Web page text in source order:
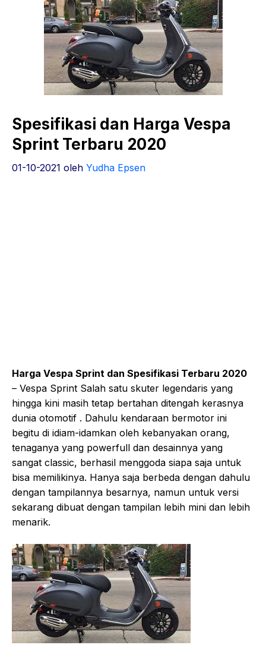
Spesifikasi dan Harga Vespa
Sprint Terbaru 2020
01-10-2021 oleh Yudha Epsen
Harga Vespa Sprint dan Spesifikasi Terbaru 2020
– Vespa Sprint Salah satu skuter legendaris yang
hingga kini masih tetap bertahan ditengah kerasnya
dunia otomotif . Dahulu kendaraan bermotor ini
begitu di idiam-idamkan oleh kebanyakan orang,
tenaganya yang powerfull dan desainnya yang
sangat classic, berhasil menggoda siapa saja untuk
bisa memilikinya. Hanya saja berbeda dengan dahulu
dengan tampilannya besarnya, namun untuk versi
sekarang dibuat dengan tampilan lebih mini dan lebih
menarik.